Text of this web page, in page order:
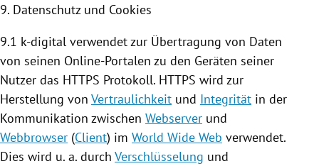
9. Datenschutz und Cookies
9.1 k-digital verwendet zur Übertragung von Daten
von seinen Online-Portalen zu den Geräten seiner
Nutzer das HTTPS Protokoll. HTTPS wird zur
Herstellung von Vertraulichkeit und Integrität in der
Kommunikation zwischen Webserver und
Webbrowser (Client) im World Wide Web verwendet.
Dies wird u. a. durch Verschlüsselung und